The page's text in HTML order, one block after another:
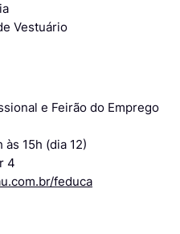
Vestuário
e Feirão do Emprego
às 15h (dia 12)
4
feduca